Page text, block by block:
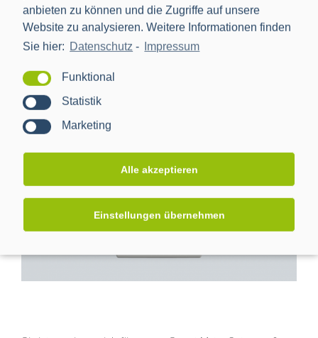
anbieten zu können und die Zugriffe auf unsere
Website zu analysieren. Weitere Informationen finden
Sie hier: Datenschutz - Impressum
Funktional
Statistik
Marketing
Alle akzeptieren
Einstellungen übernehmen
WAN Anbindung über VPN Verbindung mittels
kundeneigenen Internetrouter
IPv4 und IPv6-Unterstützung
Hardware